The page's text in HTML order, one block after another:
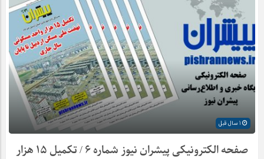
صفحه الکترونیکی پیشران نیوز شماره ۶ / تکمیل ۱۵ هزار